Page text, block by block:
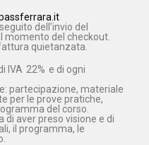
dell’invio del
momento del checkout.
quietanzata.
IVA 22% e di ogni
partecipazione, materiale
per le prove pratiche,
del corso.
di aver preso visione e di
il programma, le